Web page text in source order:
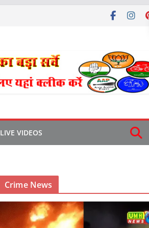
LIVE VIDEOS
Crime News